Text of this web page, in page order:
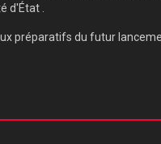
d'État .
préparatifs du futur